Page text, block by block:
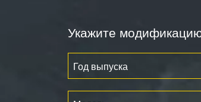
Укажите
Год выпуска